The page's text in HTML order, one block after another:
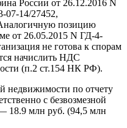
России от 26.12.2016 N
07-14/27452,
позицию
от 26.05.2015 N ГД-4-
не готова к спорам
начислить НДС
(п.2 ст.154 НК РФ).
недвижимости по отчету
с безвозмезной
18.9 млн руб. (94,5 млн